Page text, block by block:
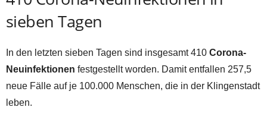
sieben Tagen
In den letzten sieben Tagen sind insgesamt 410 Corona-
Neuinfektionen festgestellt worden. Damit entfallen 257,5
neue Fälle auf je 100.000 Menschen, die in der Klingenstadt
leben.